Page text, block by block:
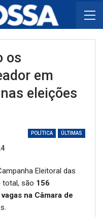
os
em
eleições
POLÍTICA ÚLTIMAS
Eleitoral das
total, são 156
na Câmara de